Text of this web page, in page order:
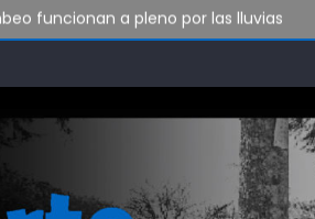
funcionan a pleno por las lluvias
de Bomberos de Punta Lara